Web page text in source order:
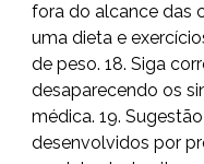
fora do alcance das
uma dieta e
de peso. 18. Siga
desaparecendo os
médica. 19.
desenvolvidos por